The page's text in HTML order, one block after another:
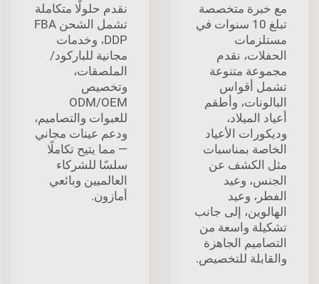
مع خبرة متخصصة
تبلغ 10 سنوات في
مستلزمات
الحفلات، نقدم
مجموعة متنوعة
تشمل أقواس
البالونات، وأطقم
أعياد الميلاد،
وديكورات الأعياد
الخاصة بمناسبات
مثل الكشف عن
الجنس، وعيد
الفطر، وعيد
الهالوين، إلى جانب
تشكيلة واسعة من
التصاميم الجاهزة
والقابلة للتخصيص.
نقدم حلولًا متكاملة
تشمل الشحن FBA
DDP، وخدمات
مجانية للباركود/
الملصقات،
وتخصيص
ODM/OEM
للعبوات والتصاميم،
ودعم عينات مجاني
— مما يتيح تكاملًا
سلسًا للشركاء
العالميين وبائعي
أمازون.